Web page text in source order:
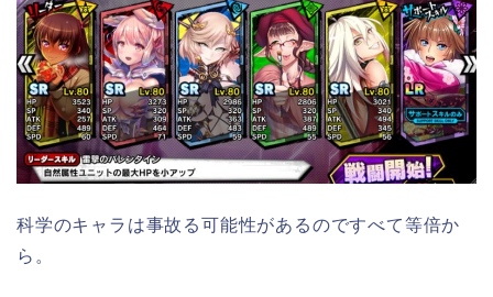
科学のキャラは事故る可能性があるのですべて等倍か
ら。